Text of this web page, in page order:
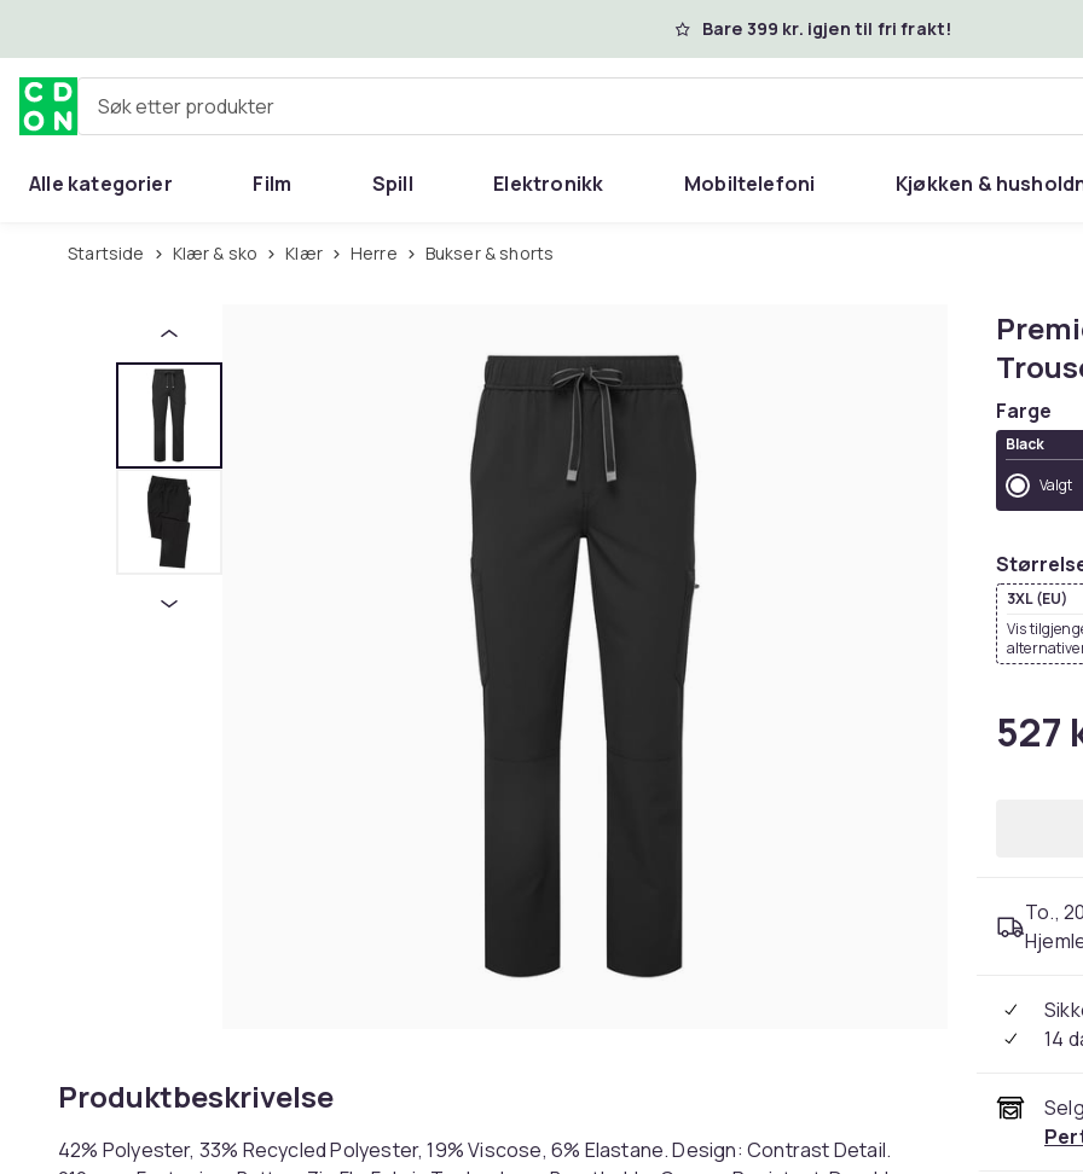
Bare 399 kr. igjen til fri frakt!
Søk etter produkter
Alle kategorier Film Spill Elektronikk Mobiltelefoni Kjøkken &
Startside Klær & sko Klær Herre Bukser & shorts
Produktbeskrivelse
42% Polyester, 33% Recycled Polyester, 19% Viscose, 6% Elastane. Design: Contrast Detail.
Farge
Black
Valgt
3XL (EU)
Vis
527
To.,
14